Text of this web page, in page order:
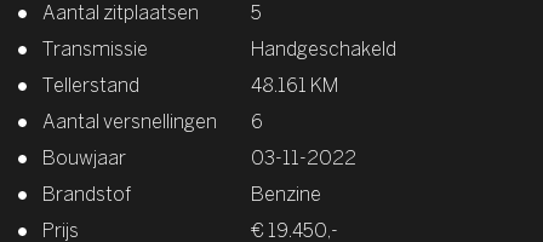
Aantal zitplaatsen
5
Transmissie
Handgeschakeld
Tellerstand
48.161 KM
Aantal versnellingen
6
Bouwjaar
03-11-2022
Brandstof
Benzine
Prijs
€ 19.450,-